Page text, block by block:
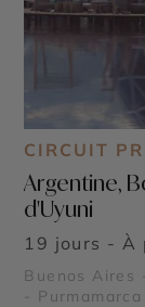
CIRCUIT
Argentine,
d'Uyuni
19 jours - À
Buenos Aires
-